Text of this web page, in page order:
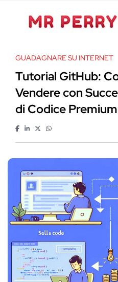
GUADAGNARE SU INTERNET
Tutorial GitHub:
Vendere con
di Codice Premium